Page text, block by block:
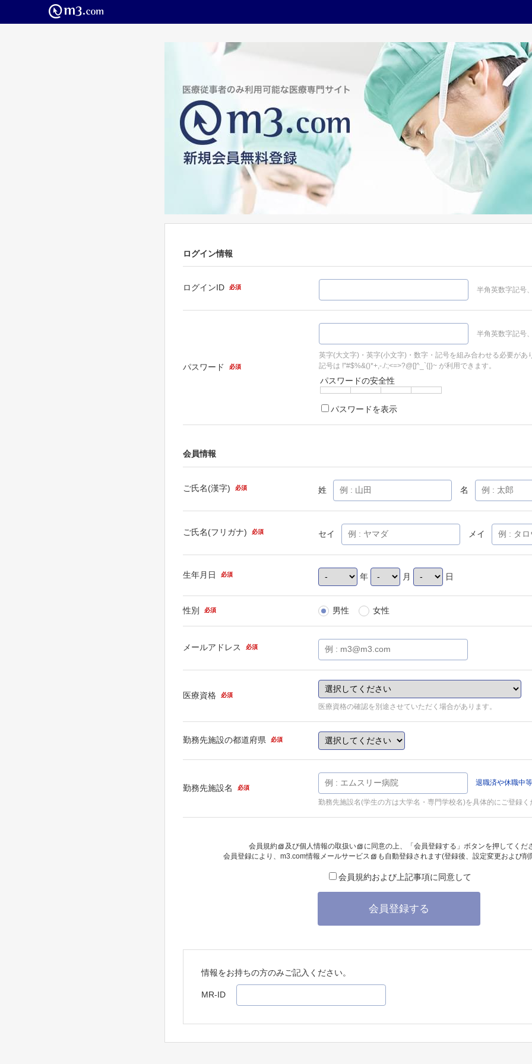
ログイン情報
ログインID 必須 半角英数字記号
パスワード 必須
半角英数字記号
英字(大文字)・英字(小文字)・数字・記号を組み合わせる必要があ
記号は !"#$%&()*+,-./:;<=>?@[]^_`{|}~ が利用できます。
パスワードの安全性
パスワードを表示
会員情報
ご氏名(漢字) 必須 姓 名
ご氏名(フリガナ) 必須 セイ メイ
生年月日 必須 年 月 日
性別 必須 男性 女性
メールアドレス 必須
医療資格 必須
医療資格の確認を別途させていただく場合があります。
勤務先施設の都道府県 必須
勤務先施設名 必須
退職済や休職中
勤務先施設名(学生の方は大学名・専門学校名)を具体的にご登録く
会員規約 及び個人情報の取扱い
に同意の上、「会員登録する」ボタンを押してくだ
会員登録により、 m3.com情報メールサービス も自動登録されます(登録後、設定変更および
会員規約および上記事項に同意して
会員登録する
情報をお持ちの方のみご記入ください。
MR-ID